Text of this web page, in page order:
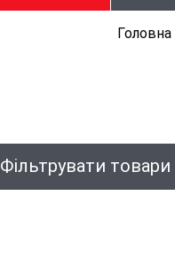
Головна
Фільтрувати товари